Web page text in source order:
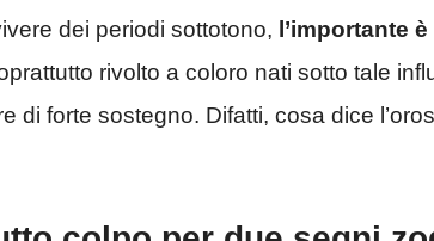
dei periodi sottotono, l’importante
rivolto a coloro nati sotto tale
di forte sostegno. Difatti, cosa dice